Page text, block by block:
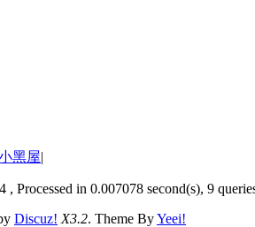
黑屋|
, Processed in 0.007078 second(s), 9
Discuz! X3.2. Theme ByYeei!